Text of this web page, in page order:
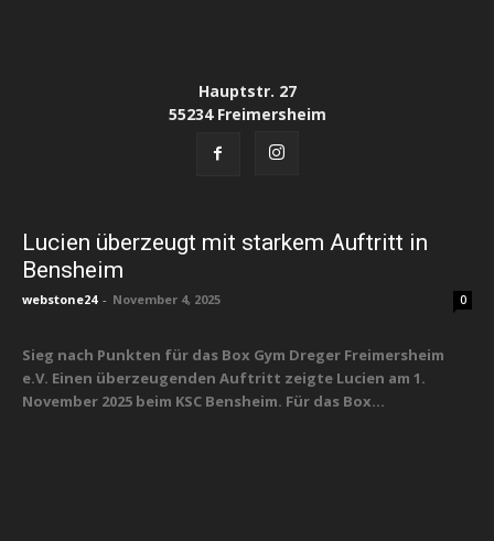
Hauptstr. 27
55234 Freimersheim
Lucien überzeugt mit starkem Auftritt in
Bensheim
webstone24 - November 4, 2025 0
Sieg nach Punkten für das Box Gym Dreger Freimersheim
e.V. Einen überzeugenden Auftritt zeigte Lucien am 1.
November 2025 beim KSC Bensheim. Für das Box...